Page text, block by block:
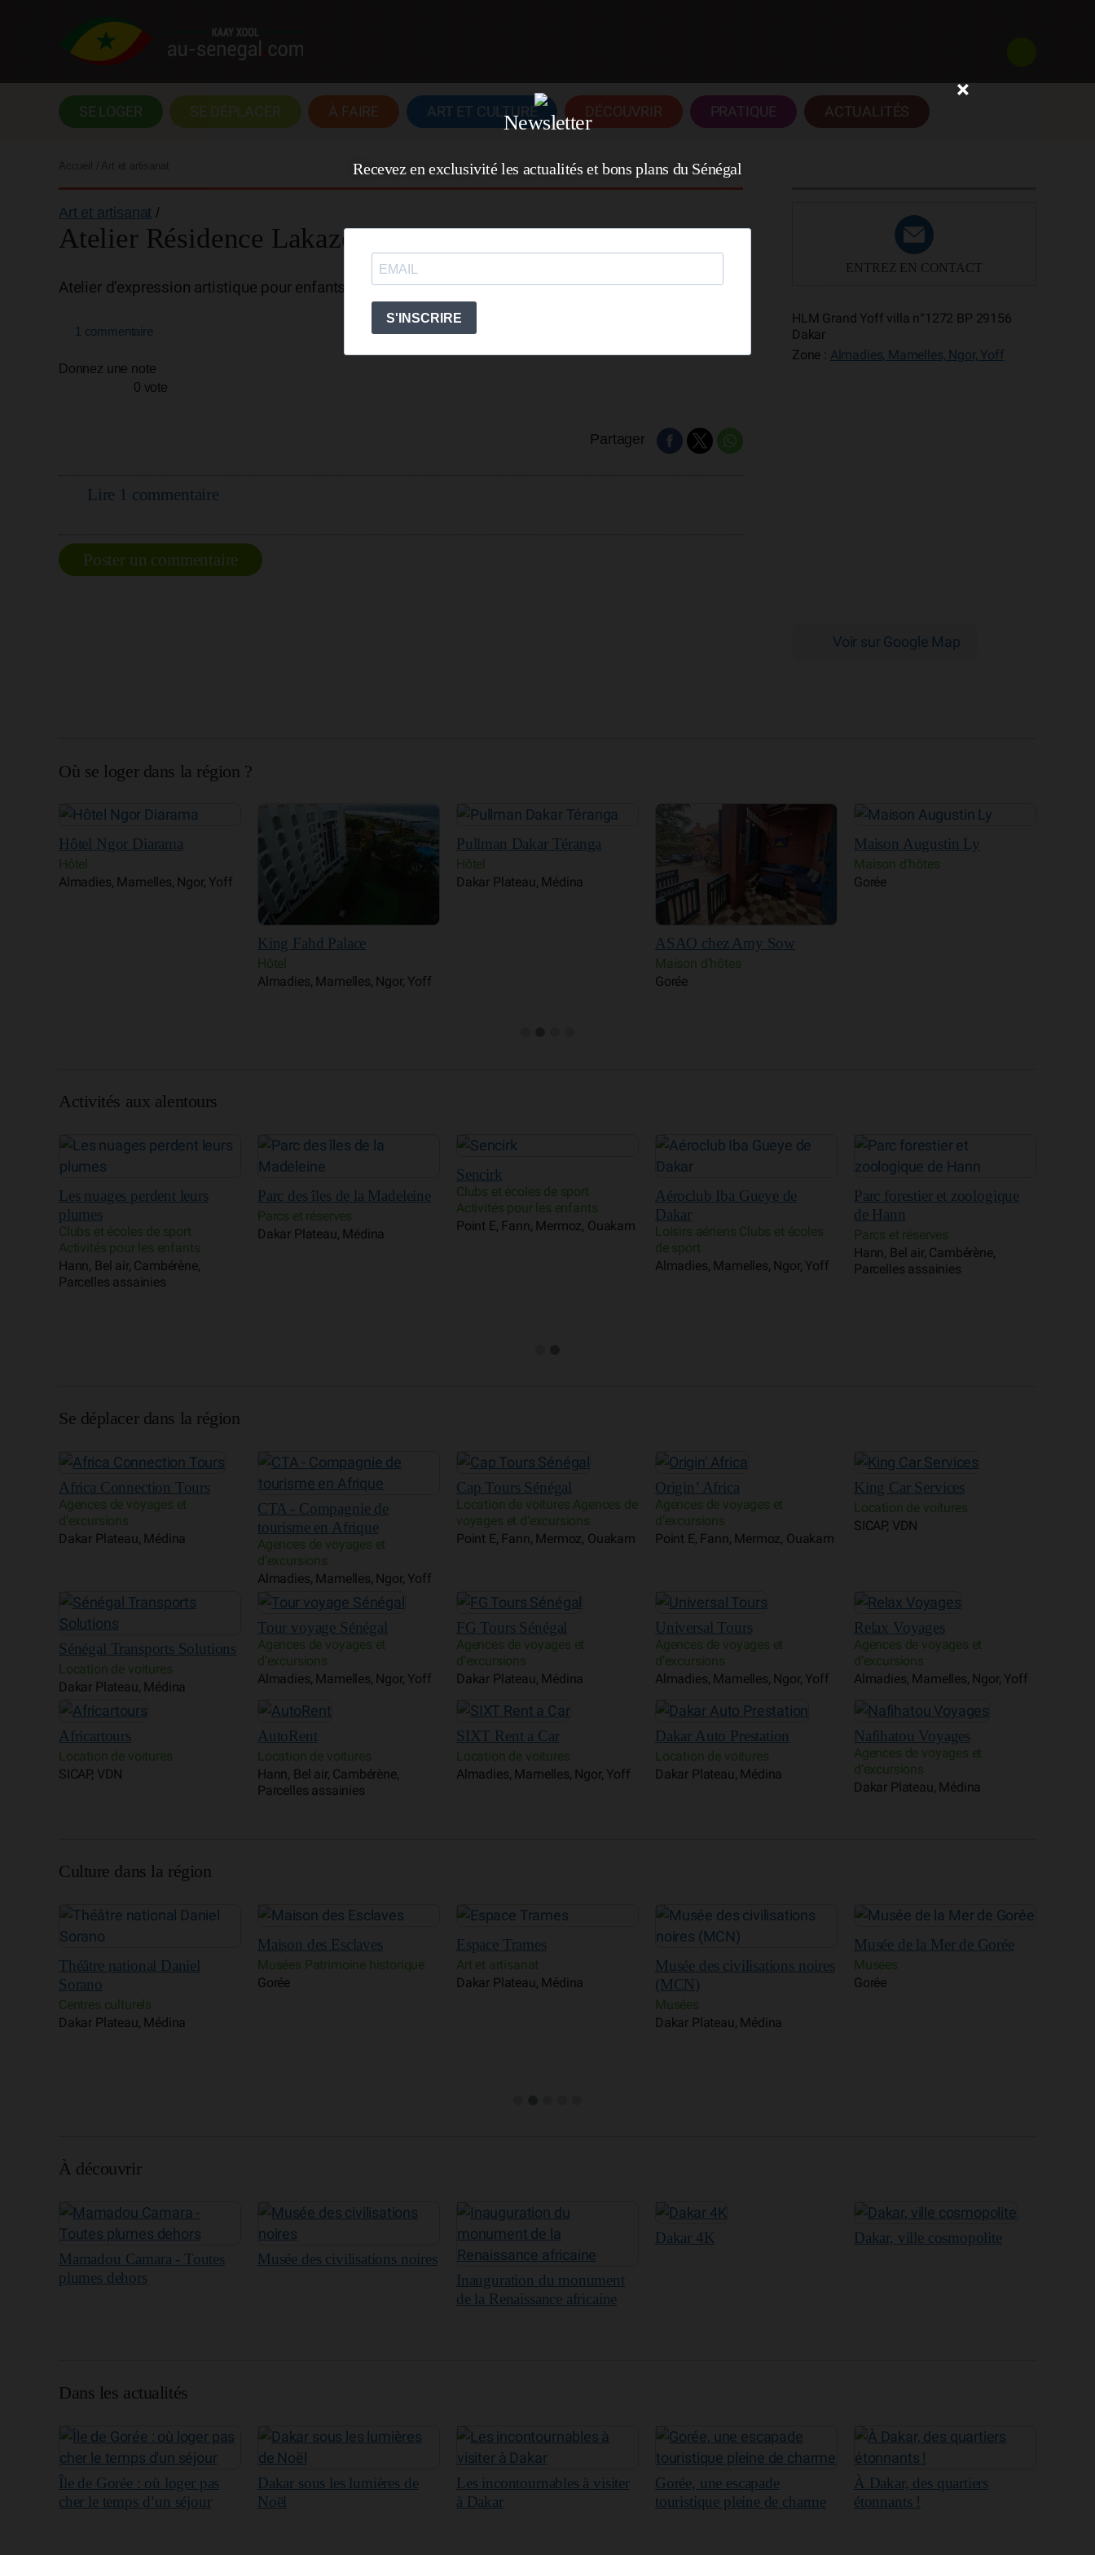
SE LOGER SE DÉPLACER À FAIRE ART ET CULTURE DÉCOUVRIR PRATIQUE ACTUALITÉS
Art et artisanat /
Atelier Résidence Lakaze
Atelier d’expression artistique pour enfants
1 commentaire
Donnez une note
0 vote
Partager
Lire 1 commentaire
Poster un commentaire
ENTREZ EN CONTACT
HLM Grand Yoff villa n°1272 BP 29156
Dakar
Zone : Almadies, Mamelles, Ngor, Yoff
Voir sur Google Map
Où se loger dans la région ?
Pullman Dakar Téranga
Hôtel
Dakar Plateau, Médina
Maison Augustin Ly
Maison d'hôtes
Gorée
Chez Coumbis
Maison d'hôtes
Gorée
Activités aux alentours
Parc des îles de la Madeleine
Parcs et réserves
Dakar Plateau, Médina
Sencirk
Clubs et écoles de sport
Activités pour les enfants
Point E, Fann, Mermoz, Ouakam
Aéroclub Iba Gueye de
Dakar
Loisirs aériens Clubs et écoles
Parc forestier et zoologique
de Hann
Parcs et réserves
Hann, Bel air, Cambérène,
Parcelles assainies
Chaloupe de Gorée
Croisières et ferry
Gorée
Se déplacer dans la région
Africa Connection Tours
Agences de voyages et
d’excursions
Dakar Plateau, Médina
CTA - Compagnie de
tourisme en Afrique
Agences de voyages et
d’excursions
Almadies, Mamelles, Ngor, Yoff
Cap Tours Sénégal
Location de voitures Agences de
voyages et d’excursions
Point E, Fann, Mermoz, Ouakam
Origin’ Africa
Agences de voyages et
d’excursions
Point E, Fann, Mermoz, Ouakam
King Car Services
Location de voitures
SICAP, VDN
Sénégal Transports Solutions
Location de voitures
Dakar Plateau, Médina
Tour voyage Sénégal
Agences de voyages et
d’excursions
Almadies, Mamelles, Ngor, Yoff
FG Tours Sénégal
Agences de voyages et
d’excursions
Dakar Plateau, Médina
Universal Tours
Agences de voyages et
d’excursions
Almadies, Mamelles, Ngor, Yoff
Relax Voyages
Agences de voyages et
d’excursions
Almadies, Mamelles, Ngor, Yoff
Africartours
Location de voitures
SICAP, VDN
AutoRent
Location de voitures
Hann, Bel air, Cambérène,
Parcelles assainies
SIXT Rent a Car
Location de voitures
Almadies, Mamelles, Ngor, Yoff
Dakar Auto Prestation
Location de voitures
Dakar Plateau, Médina
Nafihatou Voyages
Agences de voyages et
d’excursions
Dakar Plateau, Médina
Culture dans la région
Maison des Esclaves
Musées Patrimoine historique
Gorée
Espace Trames
Art et artisanat
Dakar Plateau, Médina
Musée des civilisations noires
(MCN)
Musée de la Mer de Gorée
Musées
Gorée
Maison de Senghor
Musées
Point E, Fann, Mermoz, Ouakam
À découvrir
Mamadou Camara - Toutes
plumes dehors
Musée des civilisations noires
Inauguration du monument
de la Renaissance africaine
Dakar 4K Dakar, ville cosmopolite
Dans les actualités
Île de Gorée : où loger pas
cher le temps d’un séjour
Dakar sous les lumières de
Noël
Les incontournables à visiter
à Dakar
Gorée, une escapade
touristique pleine de charme
À Dakar, des quartiers
étonnants !
×
Newsletter
Recevez en exclusivité les actualités et bons plans du Sénégal